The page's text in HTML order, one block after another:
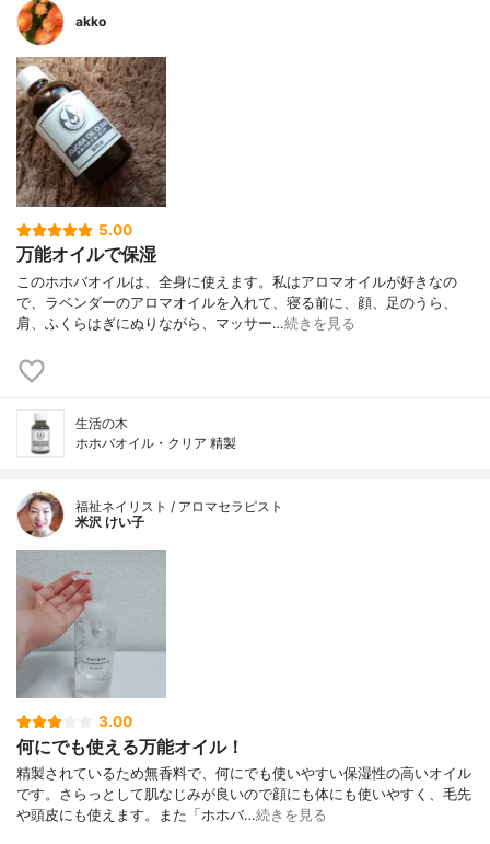
akko
5.00
万能オイルで保湿
このホホバオイルは、全身に使えます。私はアロマオイルが好きなの
で、ラベンダーのアロマオイルを入れて、寝る前に、顔、足のうら、
肩、ふくらはぎにぬりながら、マッサー…続きを見る
生活の木
ホホバオイル・クリア 精製
福祉ネイリスト / アロマセラピスト
米沢 けい子
3.00
何にでも使える万能オイル！
精製されているため無香料で、何にでも使いやすい保湿性の高いオイル
です。さらっとして肌なじみが良いので顔にも体にも使いやすく、毛先
や頭皮にも使えます。また「ホホバ…続きを見る